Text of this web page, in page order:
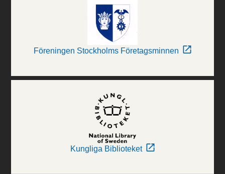
Föreningen Stockholms Företagsminnen
Kungliga Biblioteket